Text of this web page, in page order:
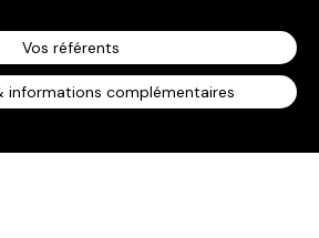
Vos référents
informations complémentaires